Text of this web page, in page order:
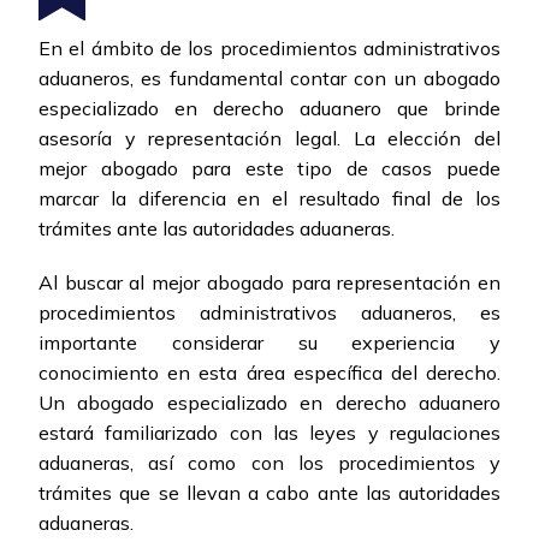
En el ámbito de los procedimientos administrativos
aduaneros, es fundamental contar con un abogado
especializado en derecho aduanero que brinde
asesoría y representación legal. La elección del
mejor abogado para este tipo de casos puede
marcar la diferencia en el resultado final de los
trámites ante las autoridades aduaneras.
Al buscar al mejor abogado para representación en
procedimientos administrativos aduaneros, es
importante considerar su experiencia y
conocimiento en esta área específica del derecho.
Un abogado especializado en derecho aduanero
estará familiarizado con las leyes y regulaciones
aduaneras, así como con los procedimientos y
trámites que se llevan a cabo ante las autoridades
aduaneras.